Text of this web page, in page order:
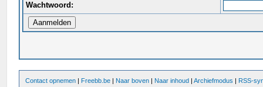
Wachtwoord:
Contact opnemen | Freebb.be | Naar boven | Naar inhoud |Archiefmodus | RSS-